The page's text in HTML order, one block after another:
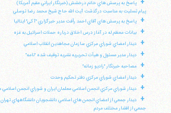
پاسخ به پرسش هاي خانم درخشش (خبرنگار ايراني مقيم آمريكا)
پيام تسليت به مناسبت درگذشت آيت الله حاج شيخ محمد رضا توسلي
+ پاسخ به پرسش هاي آقاي احمد رأفت مدير خبرگزاري "آكي" ايتاليا
+ بيانات معظم له در آغاز درس اخلاق درباره حملات اسرائيل به غزه
+ ديدار اعضاي شوراي مركزي سازمان مجاهدين انقلاب اسلامي
+ ديدار مدير مسئول و هيأت تحريريه نشريه توقيف شده "نامه"
+ مصاحبه خبرنگار "راديو زمانه"
+ ديدار اعضاي شوراي مركزي دفتر تحكيم وحدت
+ ديدار شوراي مركزي انجمن اسلامي معلمان ايران و شوراي انجمن اسلامي
+
ديدار جمعي از اعضاي انجمن هاي اسلامي دانشجويان دانشگاههاي
جمعي از اقشار مختلف مردم